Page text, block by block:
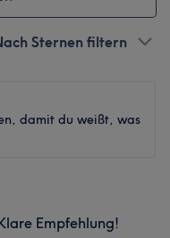
Sternen filtern
damit du weißt, was
Empfehlung!